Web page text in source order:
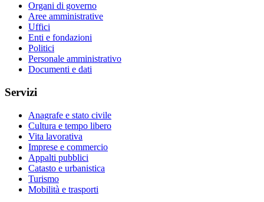
Organi di governo
Aree amministrative
Uffici
Enti e fondazioni
Politici
Personale amministrativo
Documenti e dati
Servizi
Anagrafe e stato civile
Cultura e tempo libero
Vita lavorativa
Imprese e commercio
Appalti pubblici
Catasto e urbanistica
Turismo
Mobilità e trasporti